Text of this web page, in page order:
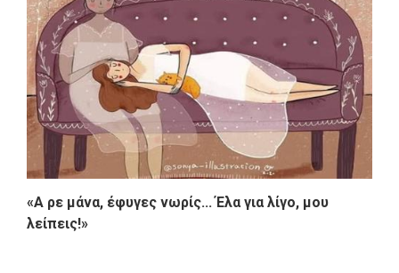
«Α ρε μάνα, έφυγες νωρίς... Έλα για λίγο, μου
λείπεις!»